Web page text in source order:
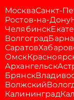
МоскваСанкт-
Ростов-на-Дону
Челябинск
Волгоград
Саратов
Омск
Архангельск
Брянск
Волжский
Калининград